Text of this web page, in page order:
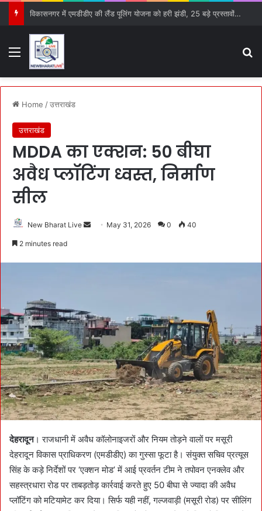
विकासनगर में एमडीडीए की लैंड पूलिंग योजना को हरी झंडी, 25 बड़े प्रस्तावों को मिली मंजूरी
Menu
Home /उत्तराखंड
उत्तराखंड
MDDA का एक्शन: 50 बीघा
अवैध प्लॉटिंग ध्वस्त, निर्माण
सील
New Bharat Live
m
a
i
l
May 31, 2026 0 40
2 minutes read
देहरादून। राजधानी में अवैध कॉलोनाइजरों और नियम तोड़ने वालों पर मसूरी
देहरादून विकास प्राधिकरण (एमडीडीए) का गुस्सा फूटा है। संयुक्त सचिव प्रत्यूस
सिंह के कड़े निर्देशों पर ‘एक्शन मोड’ में आई प्रवर्तन टीम ने तपोवन एनक्लेव और
सहस्त्रधारा रोड पर ताबड़तोड़ कार्रवाई करते हुए 50 बीघा से ज्यादा की अवैध
प्लॉटिंग को मटियामेट कर दिया। सिर्फ यही नहीं, गल्जवाड़ी (मसूरी रोड) पर सीलिंग